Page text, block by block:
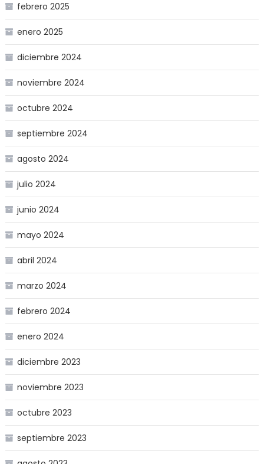
febrero 2025
enero 2025
diciembre 2024
noviembre 2024
octubre 2024
septiembre 2024
agosto 2024
julio 2024
junio 2024
mayo 2024
abril 2024
marzo 2024
febrero 2024
enero 2024
diciembre 2023
noviembre 2023
octubre 2023
septiembre 2023